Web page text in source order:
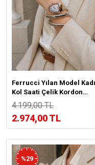
Ferrucci Yılan Model
Kol Saati Çelik Kordon
Kararma Renk Atma
Yapmaz VS.BLKT.1051
4.199,00 TL
2.974,00 TL
%29